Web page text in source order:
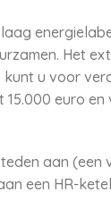
Het
u voor
euro
aan
een HR-